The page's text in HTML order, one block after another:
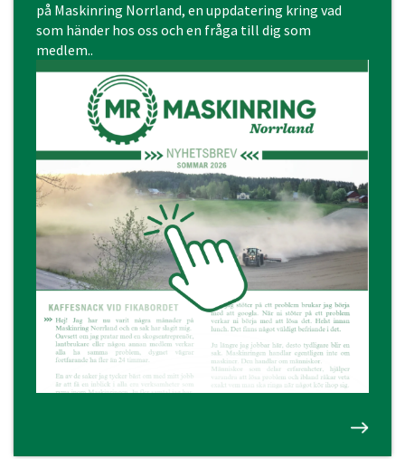
på Maskinring Norrland, en uppdatering kring vad
som händer hos oss och en fråga till dig som
medlem..